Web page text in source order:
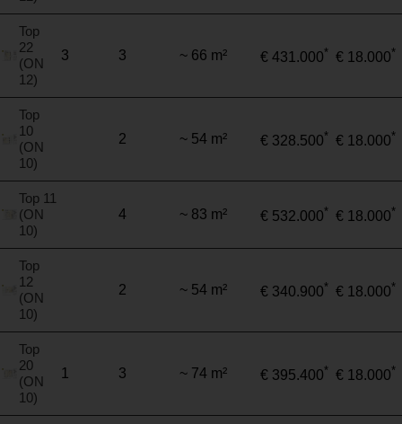
Top
22
(ON
12)
3 3 ~ 66 m² € 431.000* € 18.000*
Top
10
(ON
10)
2 ~ 54 m² € 328.500* € 18.000*
Top 11
(ON
10)
4 ~ 83 m² € 532.000* € 18.000*
Top
12
(ON
10)
2 ~ 54 m² € 340.900* € 18.000*
Top
20
(ON
10)
1 3 ~ 74 m² € 395.400* € 18.000*